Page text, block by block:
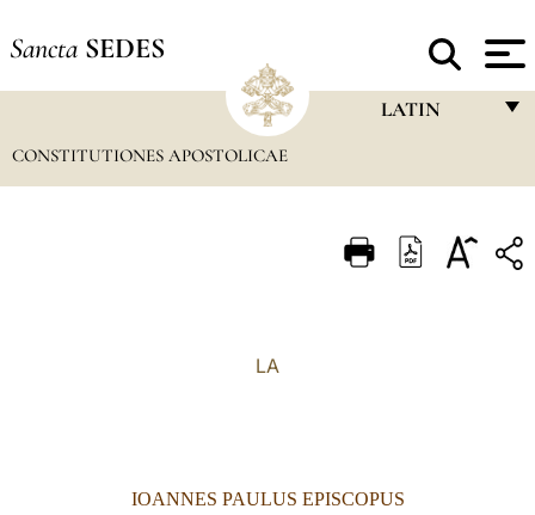
Sancta SEDES
LATIN
ITALIANO
CONSTITUTIONES APOSTOLICAE
LA
IOANNES PAULUS EPISCOPUS